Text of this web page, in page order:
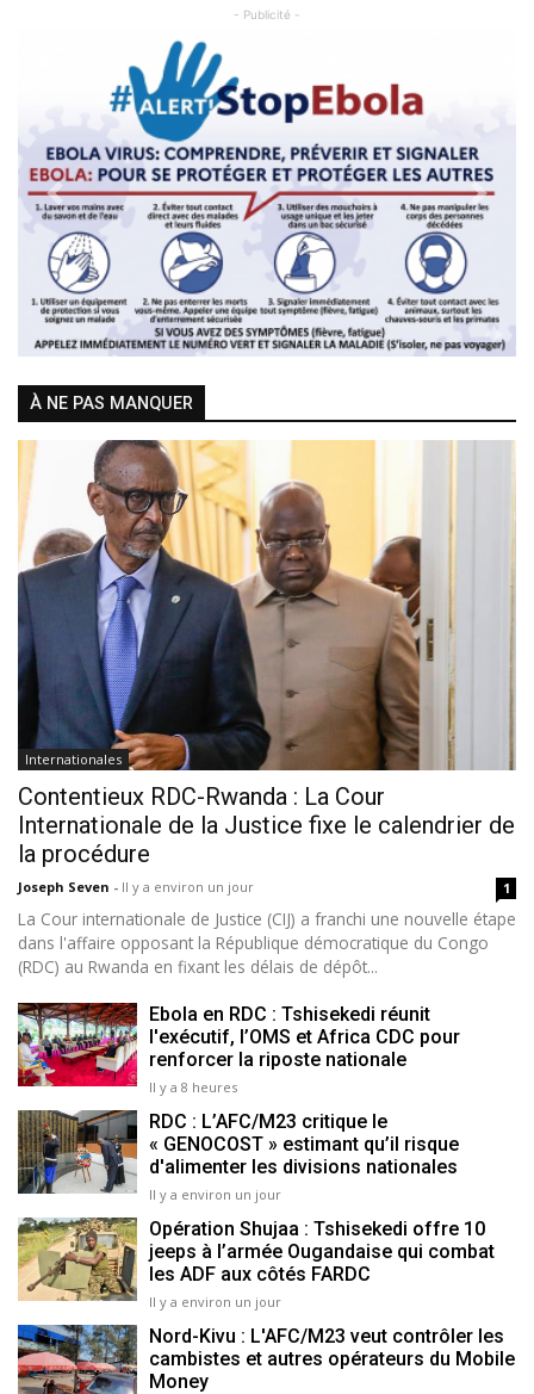
- Publicité -
Previous Next
À NE PAS MANQUER
Internationales
Contentieux RDC-Rwanda : La Cour
Internationale de la Justice fixe le calendrier de
la procédure
Joseph Seven - Il y a environ un jour 1
La Cour internationale de Justice (CIJ) a franchi une nouvelle étape
dans l'affaire opposant la République démocratique du Congo
(RDC) au Rwanda en fixant les délais de dépôt...
Ebola en RDC : Tshisekedi réunit
l'exécutif, l’OMS et Africa CDC pour
renforcer la riposte nationale
Il y a 8 heures
RDC : L’AFC/M23 critique le
« GENOCOST » estimant qu’il risque
d'alimenter les divisions nationales
Il y a environ un jour
Opération Shujaa : Tshisekedi offre 10
jeeps à l’armée Ougandaise qui combat
les ADF aux côtés FARDC
Il y a environ un jour
Nord-Kivu : L'AFC/M23 veut contrôler les
cambistes et autres opérateurs du Mobile
Money